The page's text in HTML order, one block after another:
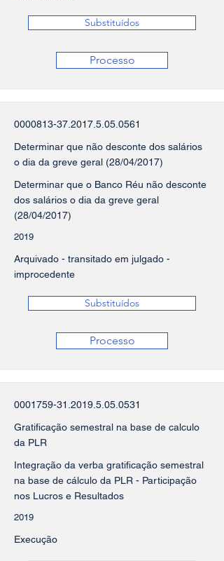
Substituídos
Processo
0000813-37.2017.5.05 .0561
Determinar que não desconte dos salários
o dia da greve geral (28/04/2017)
Determinar que o Banco Réu não desconte
dos salários o dia da greve geral
(28/04/2017)
2019
Arquivado - transitado em julgado -
improcedente
Substituídos
Processo
0001759-31.2019.5.05 .0531
Gratificação semestral na base de calculo
da PLR
Integração da verba gratificação semestral
na base de cálculo da PLR - Participação
nos Lucros e Resultados
2019
Execução